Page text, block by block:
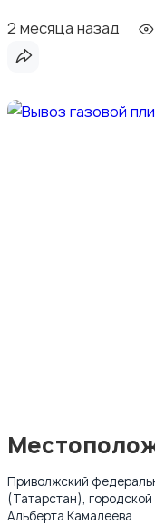
2 месяца назад
Приволжский
(Татарстан), городской
Альберта Камалеева